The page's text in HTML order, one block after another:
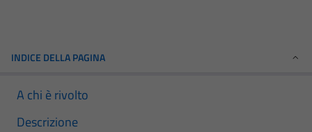
INDICE DELLA PAGINA
A chi è rivolto
Descrizione